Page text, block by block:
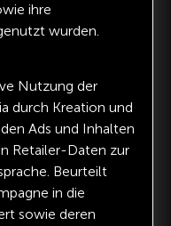
ihre
wurden.
Nutzung der
durch Kreation und
Ads und Inhalten
Retailer-Daten zur
Beurteilt
in die
sowie deren